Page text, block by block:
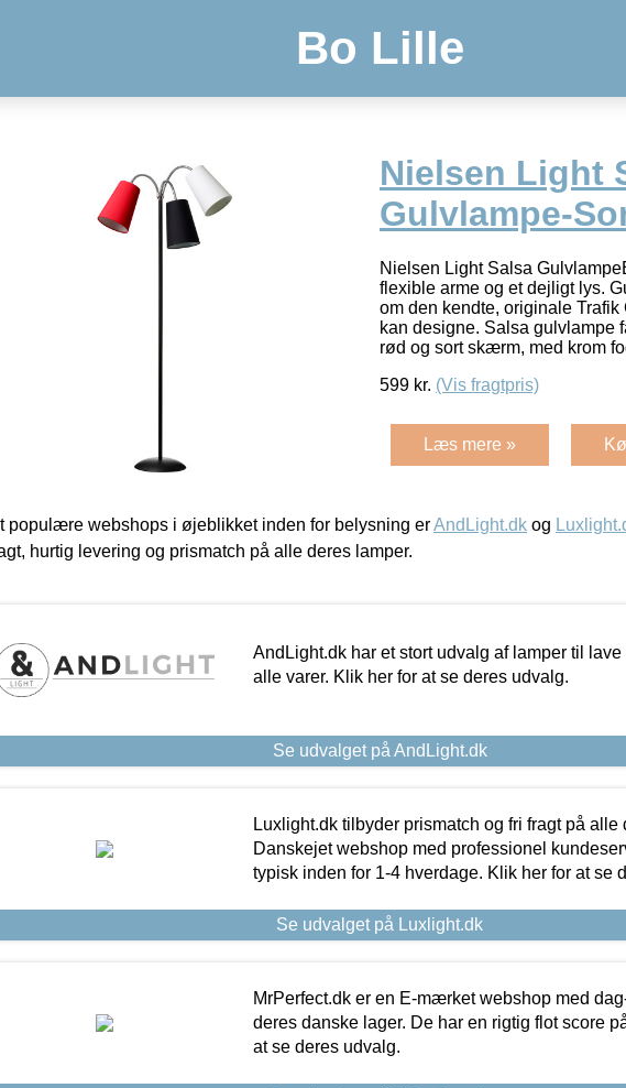
Bo Lille
Nielsen Light
Gulvlampe-
Nielsen Light Salsa
flexible arme og et dejligt lys.
om den kendte, originale
kan designe. Salsa gulvlampe
rød og sort skærm, med krom
599 kr. (Vis fragtpris)
Læs mere »
populære webshops i øjeblikket inden for belysning erAndLight.dk og
hurtig levering og prismatch på alle deres lamper.
AndLight.dk har et stort udvalg af lamper til lave
alle varer. Klik her for at se deres udvalg.
Se udvalget på AndLight.dk
Luxlight.dk tilbyder prismatch og fri fragt på alle
Danskejet webshop med professionel
typisk inden for 1-4 hverdage. Klik her for at se
Se udvalget på Luxlight.dk
MrPerfect.dk er en E-mærket webshop med
deres danske lager. De har en rigtig flot score
at se deres udvalg.